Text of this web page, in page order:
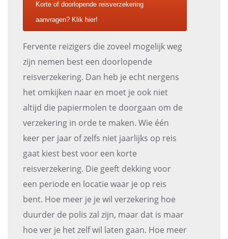
Korte of doorlopende reisverzekering
aanvragen? Klik hier!
Fervente reizigers die zoveel mogelijk weg
zijn nemen best een doorlopende
reisverzekering. Dan heb je echt nergens
het omkijken naar en moet je ook niet
altijd die papiermolen te doorgaan om de
verzekering in orde te maken. Wie één
keer per jaar of zelfs niet jaarlijks op reis
gaat kiest best voor een korte
reisverzekering. Die geeft dekking voor
een periode en locatie waar je op reis
bent. Hoe meer je je wil verzekering hoe
duurder de polis zal zijn, maar dat is maar
hoe ver je het zelf wil laten gaan. Hoe meer